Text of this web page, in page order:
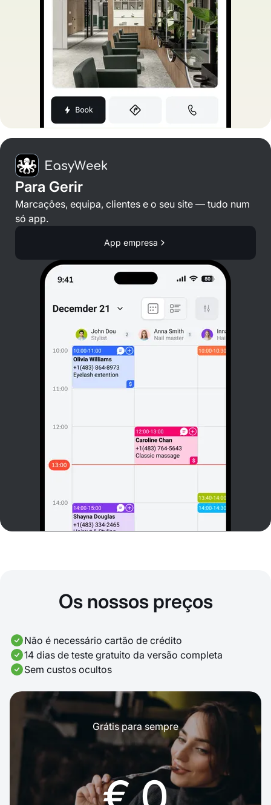
Para Gerir
Marcações, equipa, clientes e o seu site — tudo num
só app.
App empresa
Os nossos preços
Não é necessário cartão de crédito
14 dias de teste gratuito da versão completa
Sem custos ocultos
Grátis para sempre